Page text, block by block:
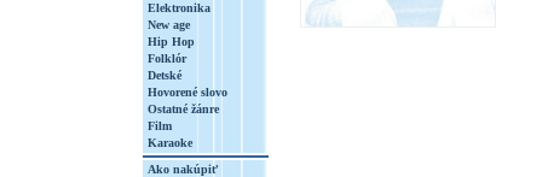
Elektronika
New age
Hip Hop
Folklór
Detské
Hovorené slovo
Ostatné žánre
Film
Karaoke
Ako nakúpiť